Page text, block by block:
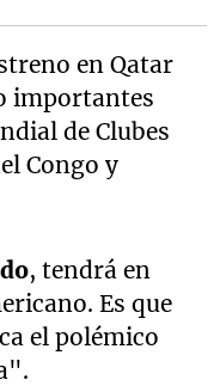
en Qatar
importantes
de Clubes
Congo y
, tendrá en
Es que
el polémico